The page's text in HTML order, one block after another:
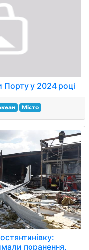
Порту у 2024 році
Місто
поранення,